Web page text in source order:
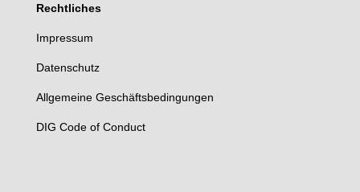
Rechtliches
Impressum
Datenschutz
Allgemeine Geschäftsbedingungen
DIG Code of Conduct